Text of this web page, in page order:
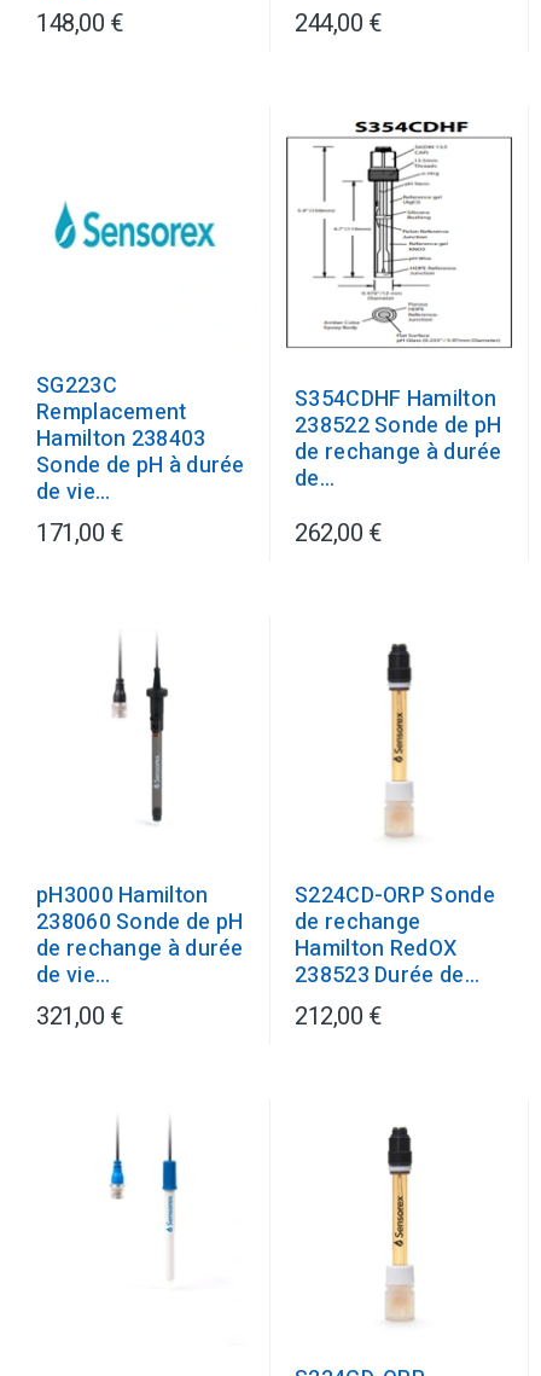
148,00 € 244,00 €
SG223C
Remplacement
Hamilton 238403
Sonde de pH à durée
de vie...
171,00 €
S354CDHF Hamilton
238522 Sonde de pH
de rechange à durée
de...
262,00 €
pH3000 Hamilton
238060 Sonde de pH
de rechange à durée
de vie...
321,00 €
S224CD-ORP Sonde
de rechange
Hamilton RedOX
238523 Durée de...
212,00 €